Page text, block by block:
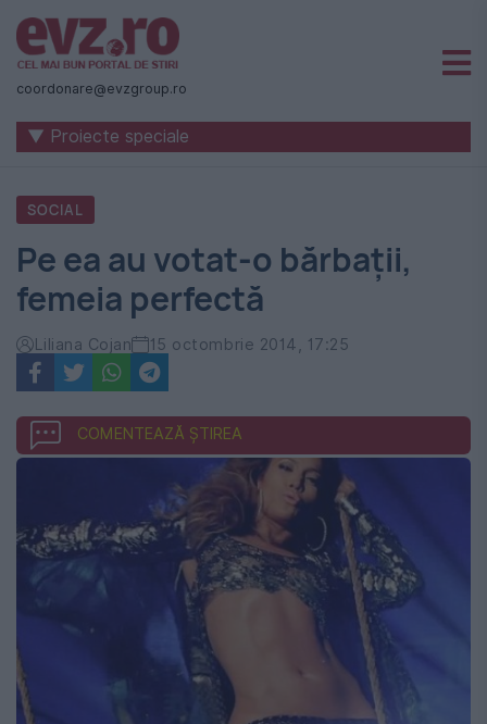
Știri
naționale
internaționale
România
-
Evenimentul
Zilei
coordonare@evzgroup.ro
▼ Proiecte speciale
SOCIAL
Pe ea au votat-o bărbații,
femeia perfectă
Liliana Cojan 15 octombrie 2014, 17:25
COMENTEAZĂ ȘTIREA